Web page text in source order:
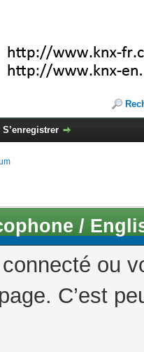
S’enregistrer
/
ou
C’est